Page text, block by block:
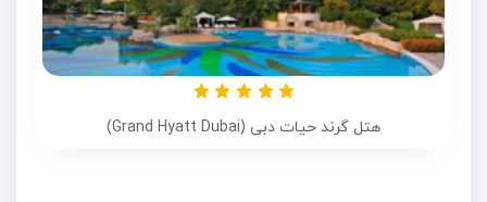
هتل گرند حیات دبی (Grand Hyatt Dubai)